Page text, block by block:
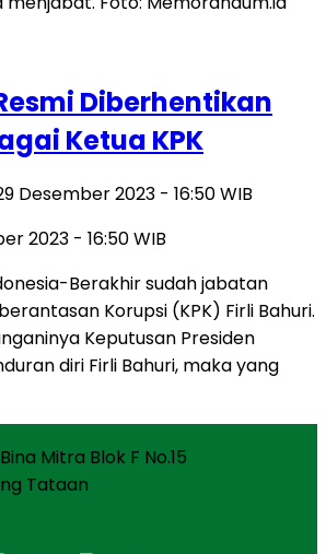
Diberhentikan
Ketua KPK
Desember 2023 - 16:50 WIB
2023 - 16:50 WIB
Berakhir sudah jabatan
Korupsi (KPK) Firli Bahuri.
Keputusan Presiden
diri Firli Bahuri, maka yang
Mitra Blok F No.15
Tataan